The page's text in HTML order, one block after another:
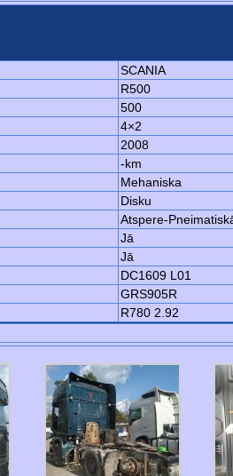
SCANIA
R500
500
4×2
2008
-km
Mehaniska
Disku
Atspere-
Jā
Jā
DC1609 L01
GRS905R
R780 2.92